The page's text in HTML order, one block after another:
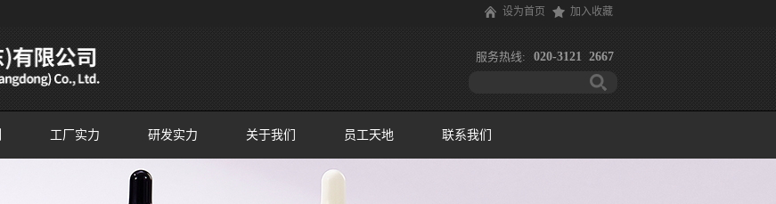
设为首页 加入收藏
服务热线: 020-3121 2667
工厂实力 研发实力 关于我们 员工天地 联系我们